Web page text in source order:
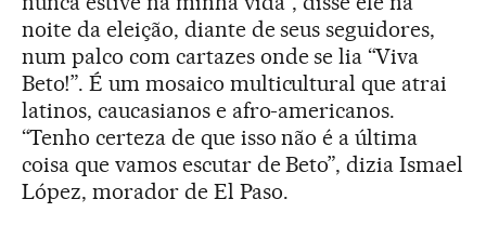
noite da eleição, diante de seus seguidores,
num palco com cartazes onde se lia “Viva
Beto!”. É um mosaico multicultural que atrai
latinos, caucasianos e afro-americanos.
“Tenho certeza de que isso não é a última
coisa que vamos escutar de Beto”, dizia Ismael
López, morador de El Paso.